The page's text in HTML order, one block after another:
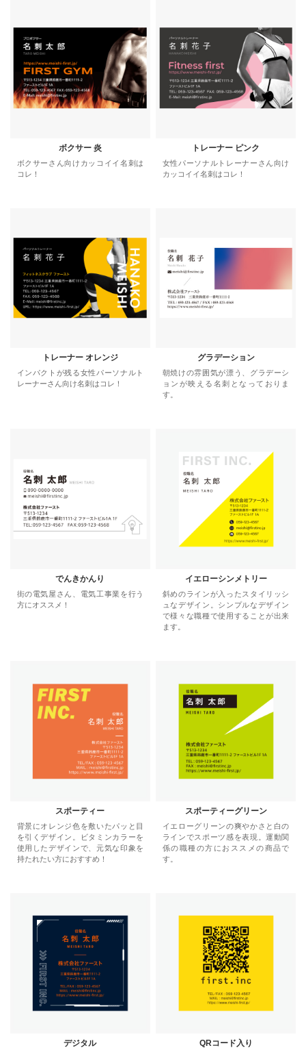
ボクサー 炎
ボクサーさん向けカッコイイ名刺は
コレ！
トレーナー ピンク
女性パーソナルトレーナーさん向け
カッコイイ名刺はコレ！
トレーナー オレンジ
インパクトが残る女性パーソナルト
レーナーさん向け名刺はコレ！
グラデーション
朝焼けの雰囲気が漂う、グラデーシ
ョンが映える名刺となっておりま
す。
でんきかんり
街の電気屋さん、電気工事業を行う
方にオススメ！
イエローシンメトリー
斜めのラインが入ったスタイリッシ
ュなデザイン。シンプルなデザイン
で様々な職種で使用することが出来
ます。
スポーティー
背景にオレンジ色を敷いたパッと目
を引くデザイン。ビタミンカラーを
使用したデザインで、元気な印象を
持たれたい方におすすめ！
スポーティーグリーン
イエローグリーンの爽やかさと白の
ラインでスポーツ感を表現。運動関
係の職種の方におススメの商品で
す。
デジタル QRコード入り